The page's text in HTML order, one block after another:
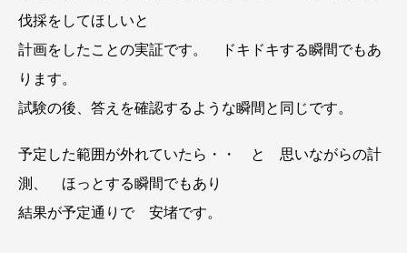
伐採をしてほしいと
計画をしたことの実証です。 ドキドキする瞬間でもあ
ります。
試験の後、答えを確認するような瞬間と同じです。
予定した範囲が外れていたら・・ と 思いながらの計
測、 ほっとする瞬間でもあり
結果が予定通りで 安堵です。